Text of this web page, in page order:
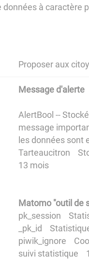
à caractère
Proposer aux
Message d'alerte
AlertBool --
message
les données sont
Tarteaucitron
13 mois
Matomo "outil de
pk_session
_pk_id
piwik_ignore
suivi statistique